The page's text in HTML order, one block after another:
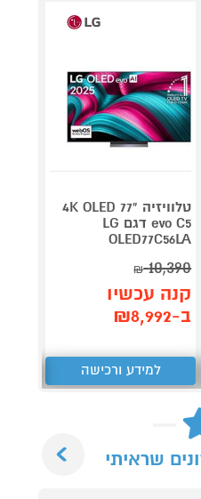
טלוויזיה "77 4K OLED
evo C5 דגם LG
OLED77C56LA
10,390
₪
קנה עכשיו
ב-₪8,992
למידע ורכישה
שראיתי